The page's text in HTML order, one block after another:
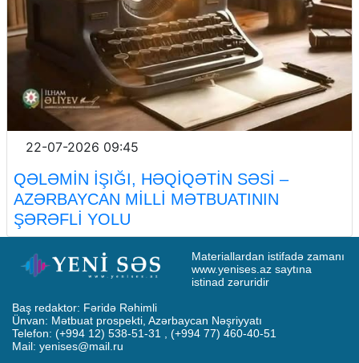
22-07-2026 09:45
QƏLƏMİN İŞIĞI, HƏQİQƏTİN SƏSİ –
AZƏRBAYCAN MİLLİ MƏTBUATININ
ŞƏRƏFLİ YOLU
Materiallardan istifadə zamanı
www.yenises.az saytına
istinad zəruridir
Baş redaktor: Fəridə Rəhimli
Ünvan: Mətbuat prospekti, Azərbaycan Nəşriyyatı
Telefon: (+994 12) 538-51-31 , (+994 77) 460-40-51
Mail: yenises@mail.ru